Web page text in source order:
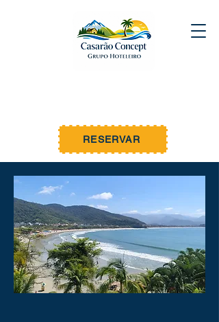
RESERVAR